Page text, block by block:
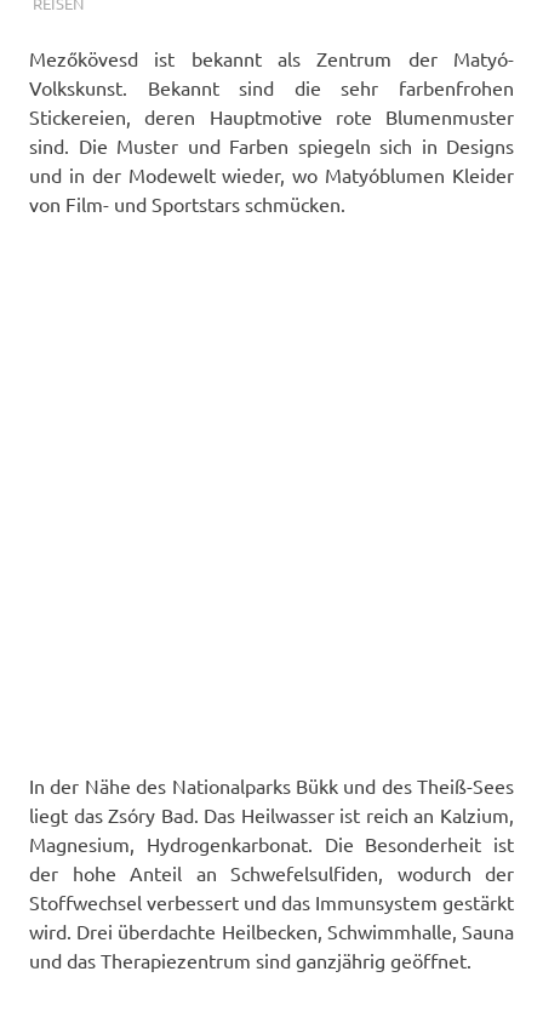
Mezőkövesd ist bekannt als Zentrum der Matyó-
Volkskunst. Bekannt sind die sehr farbenfrohen
Stickereien, deren Hauptmotive rote Blumenmuster
sind. Die Muster und Farben spiegeln sich in Designs
und in der Modewelt wieder, wo Matyóblumen Kleider
von Film- und Sportstars schmücken.
In der Nähe des Nationalparks Bükk und des Theiß-Sees
liegt das Zsóry Bad. Das Heilwasser ist reich an Kalzium,
Magnesium, Hydrogenkarbonat. Die Besonderheit ist
der hohe Anteil an Schwefelsulfiden, wodurch der
Stoffwechsel verbessert und das Immunsystem gestärkt
wird. Drei überdachte Heilbecken, Schwimmhalle, Sauna
und das Therapiezentrum sind ganzjährig geöffnet.